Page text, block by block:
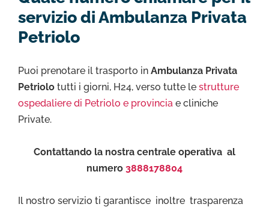
servizio di Ambulanza Privata
Petriolo
Puoi prenotare il trasporto in Ambulanza Privata
Petriolo tutti i giorni, H24, verso tutte le strutture
ospedaliere di Petriolo e provincia e cliniche
Private.
Contattando la nostra centrale operativa al
numero 3888178804
Il nostro servizio ti garantisce inoltre trasparenza